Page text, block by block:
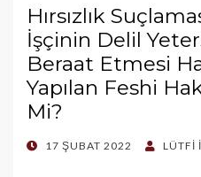
Hırsızlık
İşçinin Delil
Beraat Etmesi
Yapılan Feshi
Mi?
POSTED
17 ŞUBAT 2022 LÜTFI